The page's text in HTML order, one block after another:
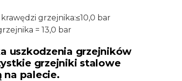
grzejnika:≤10,0 bar
= 13,0 bar
uszkodzenia grzejników
grzejniki stalowe
na palecie.